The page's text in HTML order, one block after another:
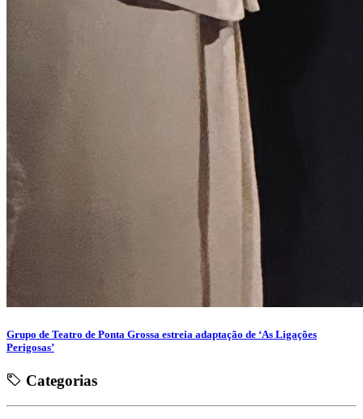
Grupo de Teatro de Ponta Grossa estreia adaptação de ‘As Ligações
Perigosas’
Categorias